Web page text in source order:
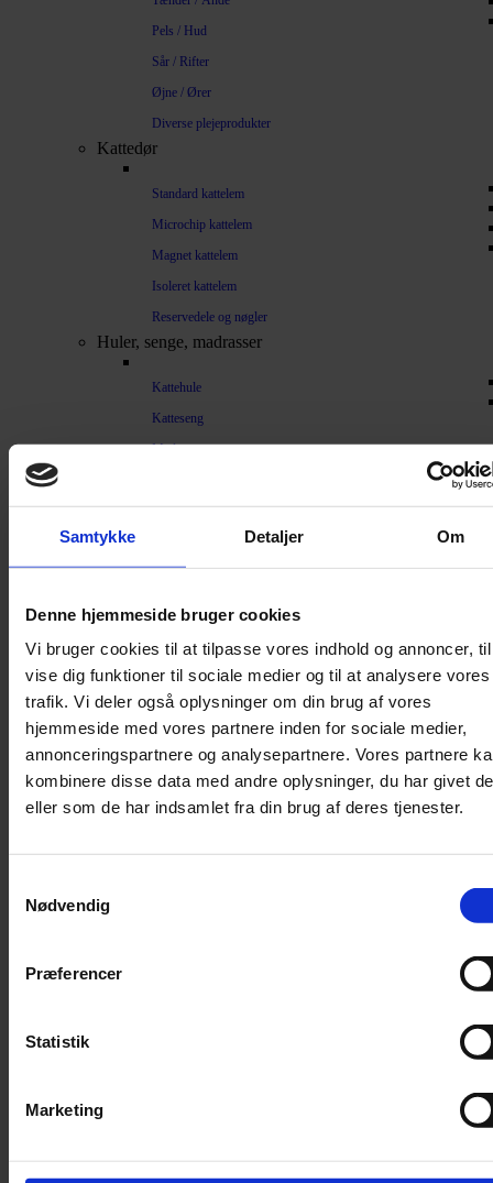
Samtykke Detaljer Om
Denne hjemmeside bruger cookies
Vi bruger cookies til at tilpasse vores indhold og annoncer,
vise dig funktioner til sociale medier og til at analysere vores
trafik. Vi deler også oplysninger om din brug af vores
hjemmeside med vores partnere inden for sociale medier,
annonceringspartnere og analysepartnere. Vores partnere
kombinere disse data med andre oplysninger, du har givet
eller som de har indsamlet fra din brug af deres tjenester.
Nødvendig
Præferencer
Statistik
Marketing
Pels / Hud
Sår / Rifter
Øjne / Ører
Diverse plejeprodukter
Kattedør
Standard kattelem
Microchip kattelem
Magnet kattelem
Isoleret kattelem
Reservedele og nøgler
Huler, senge, madrasser
Kattehule
Katteseng
Madrasser
Halsbånd og seler
Halsbånd
Halsbånd med lys
Seler / Liner
Kattetegn
Kattetoilet
Kattetoilet
Selvrensende toilet